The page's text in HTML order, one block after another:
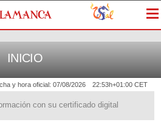
y hora oficial: 07/08/2026 22:53h+01:00 CET
con su certificado digital
INICIO